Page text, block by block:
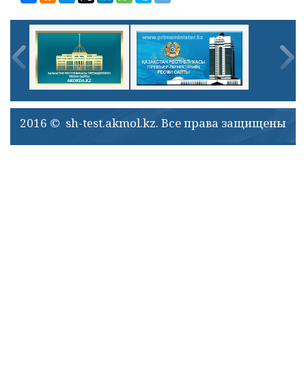
2016 © sh-test.akmol.kz. Все права защищены